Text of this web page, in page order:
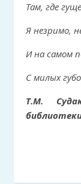
Там, где
Я незримо,
И на самом
С милых
Т.М.